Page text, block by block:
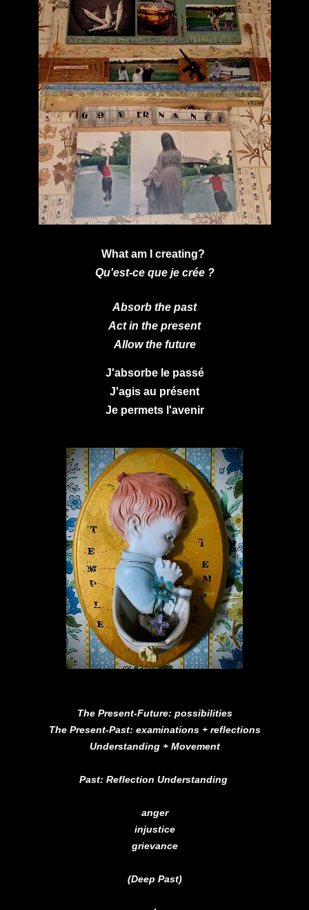
What am I creating?
Qu'est-ce que je crée ?
Absorb the past
Act in the present
Allow the future
J'absorbe le passé
J'agis au présent
Je permets l'avenir
The Present-Future: possibilities
The Present-Past: examinations + reflections
Understanding + Movement
Past: Reflection Understanding
anger
injustice
grievance
(Deep Past)